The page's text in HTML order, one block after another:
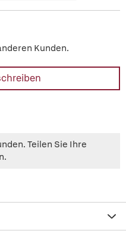
Kunden.
Teilen Sie Ihre